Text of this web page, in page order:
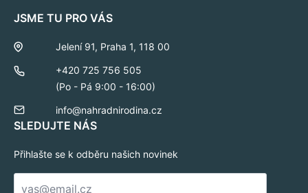
JSME TU PRO VÁS
Jelení 91, Praha 1, 118 00
+420 725 756 505
(Po - Pá 9:00 - 16:00)
info@nahradnirodina.cz
SLEDUJTE NÁS
Přihlašte se k odběru našich novinek
E-
mail